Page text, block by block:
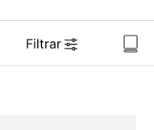
Filtrar